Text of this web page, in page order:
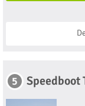
5 Speedboot